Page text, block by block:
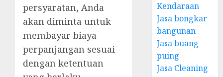
persyaratan, Anda
akan diminta untuk
membayar biaya
perpanjangan sesuai
dengan ketentuan
Kendaraan
Jasa bongkar
bangunan
Jasa buang
puing
Jasa Cleaning